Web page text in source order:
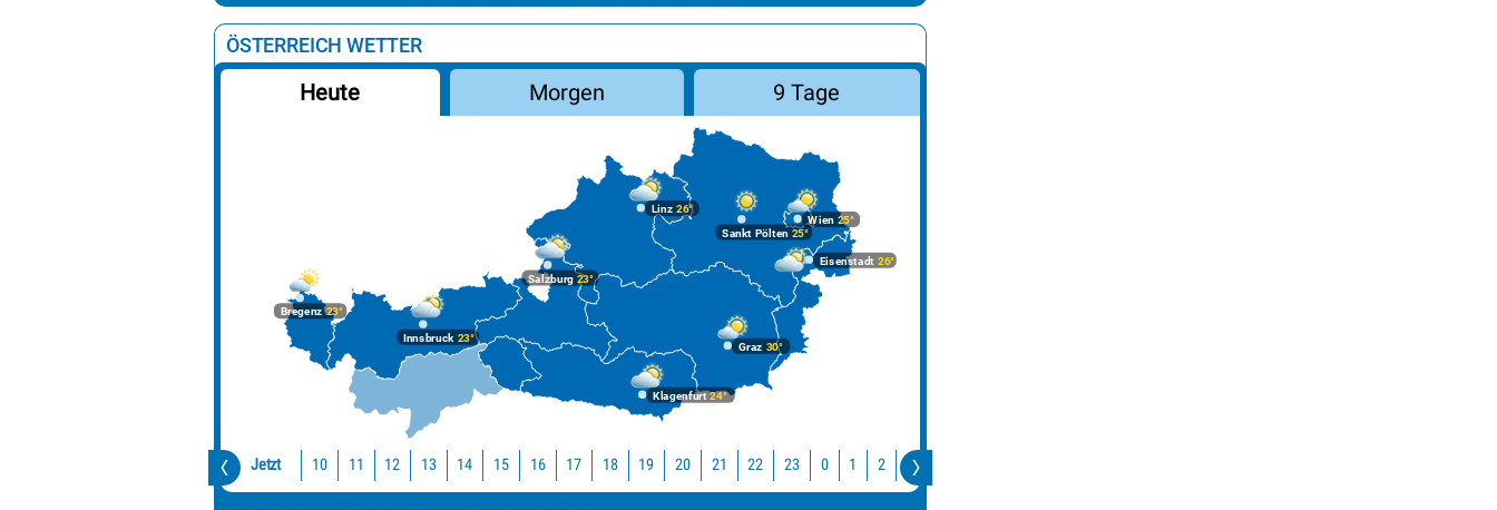
ÖSTERREICH WETTER
Heute Morgen 9 Tage
Bregenz23°
Graz 30°
Innsbruck23°
Klagenfurt24°
Linz 26°
Salzburg23°
Wien 25°
Eisenstadt 26°
Sankt Pölten 25°
Jetzt 10 11 12 13 14 15 16 17 18 19 20 21 22 23 0 1 2 3